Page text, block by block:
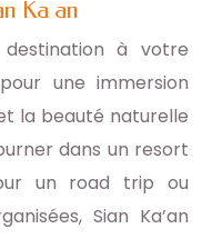
Ka an
destination à votre
une immersion
la beauté naturelle
dans un resort
un road trip ou
Sian Ka’an